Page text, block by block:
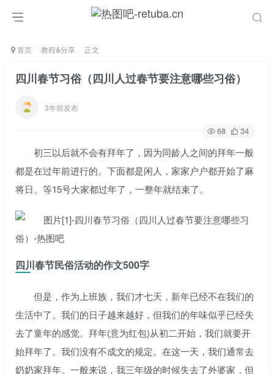
首页 教程&分享 正文
四川春节习俗（四川人过春节要注意哪些习俗）
3年前发布
68 34
初三以后就不会有拜年了，因为同龄人之间的拜年一般
都是在过年前进行的。下面都是闲人，家家户户都开始了麻
将日。等15号大家都过年了，一整年就结束了。
四川春节民俗活动的作文500字
但是，作为上班族，我们才七天，新年已经不在我们的
生活中了。我们的日子越来越好，但我们的年味似乎已经失
去了童年的感觉。拜年(意为红包)从初二开始，我们就要开
始拜年了。我们没有不成文的规定。在这一天，我们通常去
奶奶家拜年。一般来说，我三年级的时候失去了外婆家，但